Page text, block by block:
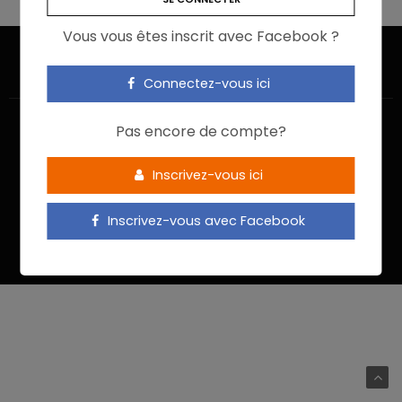
Vous vous êtes inscrit avec Facebook ?
Connectez-vous ici
Pas encore de compte?
Inscrivez-vous ici
Inscrivez-vous avec Facebook
ACCUEIL JE M’INSCRIS
NOUS CONTACTER
MENTIONS LÉGALES
POLITIQUE DE CONFIDENTIALITÉ
Food In Action © 2022